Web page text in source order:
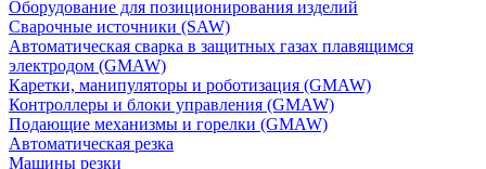
Оборудование для позиционирования изделий
Сварочные источники (SAW)
Автоматическая сварка в защитных газах плавящимся
электродом (GMAW)
Каретки, манипуляторы и роботизация (GMAW)
Контроллеры и блоки управления (GMAW)
Подающие механизмы и горелки (GMAW)
Автоматическая резка
Машины резки